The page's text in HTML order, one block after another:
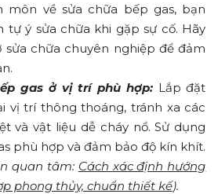
môn về sửa chữa bếp gas, bạn
tự ý sửa chữa khi gặp sự cố. Hãy
sửa chữa chuyên nghiệp để đảm
gas ở vị trí phù hợp:Lắp đặt
vị trí thông thoáng, tránh xa các
và vật liệu dễ cháy nổ. Sử dụng
phù hợp và đảm bảo độ kín khít.
quan tâm: Cách xác định hướng
phong thủy, chuẩn thiết kế).